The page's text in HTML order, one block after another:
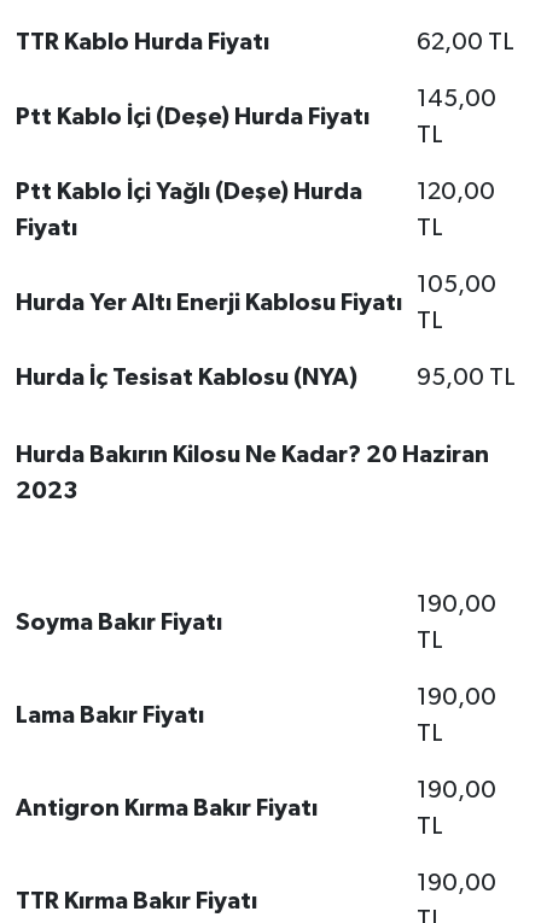
TTR Kablo Hurda Fiyatı 62,00 TL
Ptt Kablo İçi (Deşe) Hurda Fiyatı
145,00
TL
Ptt Kablo İçi Yağlı (Deşe) Hurda
Fiyatı
120,00
TL
Hurda Yer Altı Enerji Kablosu Fiyatı
105,00
TL
Hurda İç Tesisat Kablosu (NYA) 95,00 TL
Hurda Bakırın Kilosu Ne Kadar? 20 Haziran
2023
Soyma Bakır Fiyatı
190,00
TL
Lama Bakır Fiyatı
190,00
TL
Antigron Kırma Bakır Fiyatı
190,00
TL
TTR Kırma Bakır Fiyatı
190,00